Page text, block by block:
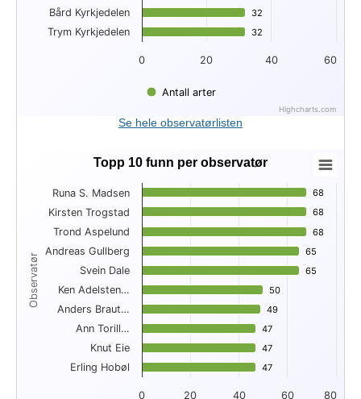
32
32
32
32
Antall arter
0 20 40 60
Bård Kyrkjedelen
Trym Kyrkjedelen
Highcharts.com
End of interactive chart.Se hele observatørlisten
Topp 10 funn per observatør
Bar chart with 10 bars.
View as data table, Topp 10 funn per observatør
The chart has 1 X axis displaying Observatør.
The chart has 1 Y axis displaying . Data ranges from 47 to
Observatør
Topp 10 funn per observatør
68
68
68
68
68
68
65
65
65
65
50
50
49
49
47
47
47
47
47
47
0 20 40 60 80
Runa S. Madsen
Kirsten Trogstad
Trond Aspelund
Andreas Gullberg
Svein Dale
Ken Adelsten…
Anders Braut…
Ann Torill…
Knut Eie
Erling Hobøl